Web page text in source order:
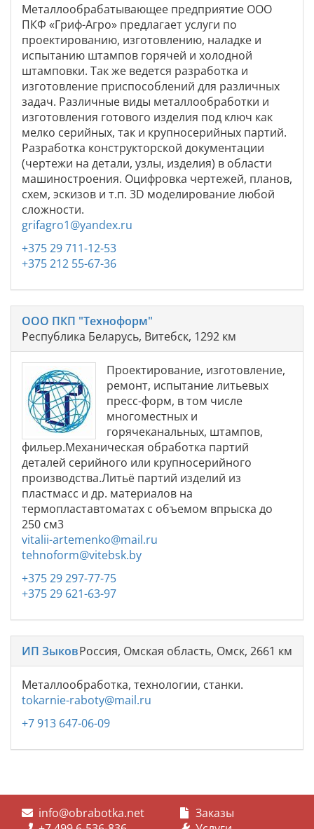
Металлообрабатывающее предприятие ООО
ПКФ «Гриф-Агро» предлагает услуги по
проектированию, изготовлению, наладке и
испытанию штампов горячей и холодной
штамповки. Так же ведется разработка и
изготовление приспособлений для различных
задач. Различные виды металлообработки и
изготовления готового изделия под ключ как
мелко серийных, так и крупносерийных партий.
Разработка конструкторской документации
(чертежи на детали, узлы, изделия) в области
машиностроения. Оцифровка чертежей, планов,
схем, эскизов и т.п. 3D моделирование любой
сложности.
grifagro1@yandex.ru
+375 29 711-12-53
+375 212 55-67-36
ООО ПКП "Техноформ"
Республика Беларусь, Витебск, 1292 км
Проектирование, изготовление,
ремонт, испытание литьевых
пресс-форм, в том числе
многоместных и
горячеканальных, штампов,
фильер.Механическая обработка партий
деталей серийного или крупносерийного
производства.Литьё партий изделий из
пластмасс и др. материалов на
термопластавтоматах с объемом впрыска до
250 см3
vitalii-artemenko@mail.ru
tehnoform@vitebsk.by
+375 29 297-77-75
+375 29 621-63-97
ИП ЗыковРоссия, Омская область, Омск, 2661 км
Металлообработка, технологии, станки.
tokarnie-raboty@mail.ru
+7 913 647-06-09
info@obrabotka.net
Заказы